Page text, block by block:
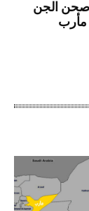
الجن
مأرب